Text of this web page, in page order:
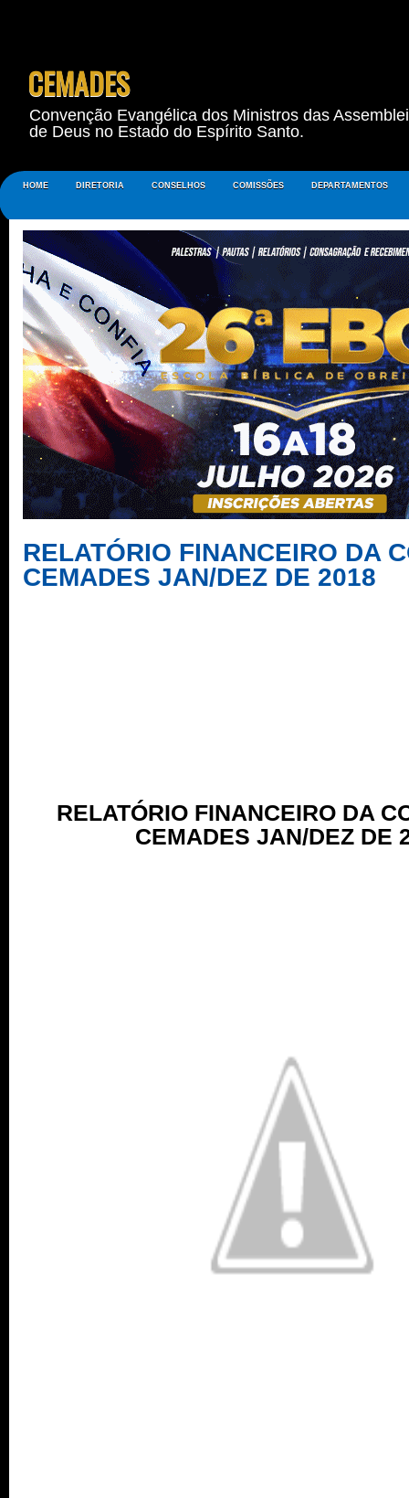
CEMADES
Convenção Evangélica dos Ministros das
de Deus no Estado do Espírito Santo.
HOME DIRETORIA CONSELHOS COMISSÕES DEPARTAMENTOS
RELATÓRIO FINANCEIRO DA
CEMADES JAN/DEZ DE 2018
RELATÓRIO FINANCEIRO DA
CEMADES JAN/DEZ DE